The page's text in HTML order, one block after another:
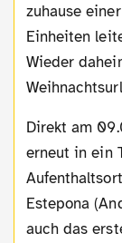
zuhause
Einheiten
Wieder
Direkt am 09.01.1983 ging es für die BVB-Profis
erneut in ein
Estepona
auch das